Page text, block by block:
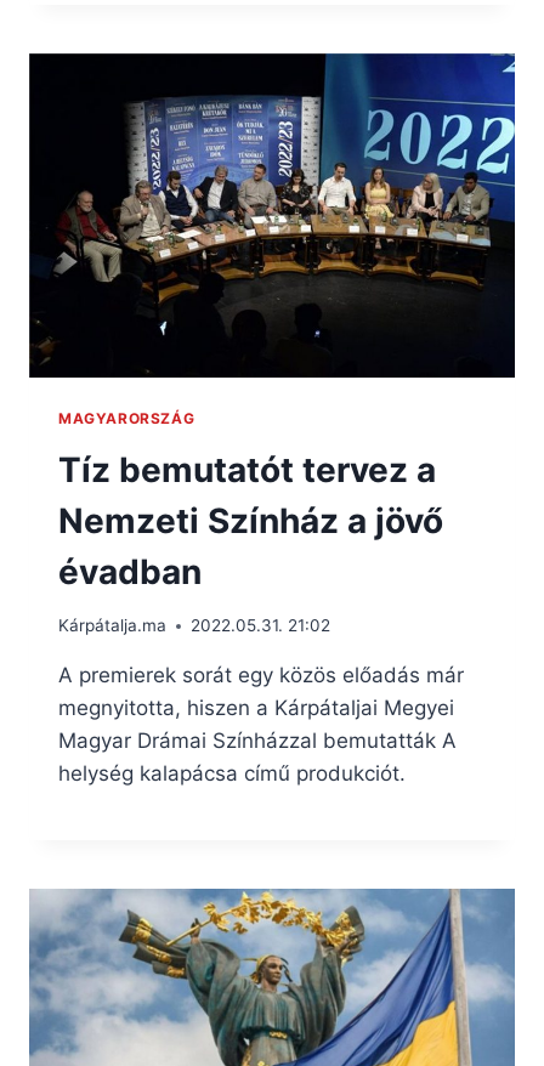
MAGYARORSZÁG
Tíz bemutatót tervez a
Nemzeti Színház a jövő
évadban
Kárpátalja.ma 2022.05.31. 21:02
A premierek sorát egy közös előadás már
megnyitotta, hiszen a Kárpátaljai Megyei
Magyar Drámai Színházzal bemutatták A
helység kalapácsa című produkciót.